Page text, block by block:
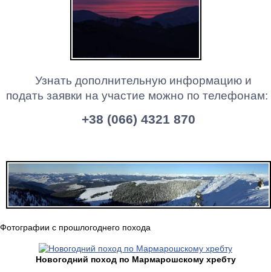
Узнать дополнительную информацию и
подать заявки на участие можно по телефонам:
+38 (066) 4321 870
Фотографии с прошлогоднего похода
Новогодний поход по Мармарошскому хребту